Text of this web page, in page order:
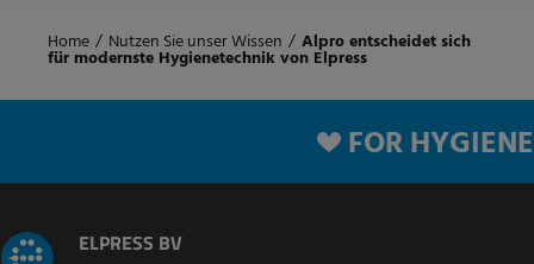
Home / Nutzen Sie unser Wissen / Alpro entscheidet sich
für modernste Hygienetechnik von Elpress
FOR HYGIENE
ELPRESS BV